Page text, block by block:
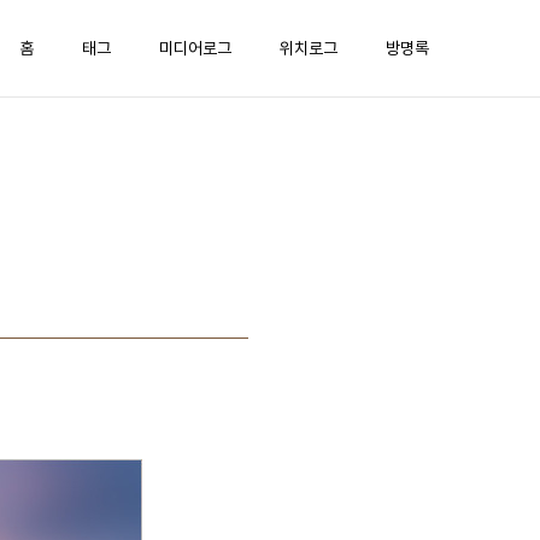
홈 태그 미디어로그 위치로그 방명록